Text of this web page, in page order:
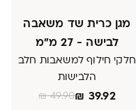
מגן כרית שד משאבה
לבישה - 27 מ"מ
חלקי חילוף למשאבות חלב
הלבישות
₪ 39.92
₪49.90